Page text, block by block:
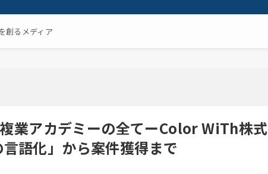
創るメディア
業アカデミーの全てーColor WiTh株式
語化」から案件獲得まで